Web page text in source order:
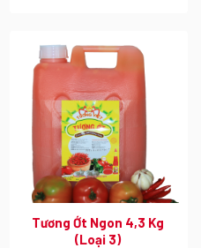
Tương Ớt Ngon 4,3 Kg
(Loại 3)